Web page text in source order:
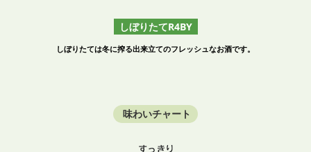
しぼりたてR4BY
しぼりたては冬に搾る出来立てのフレッシュなお酒です。
味わいチャート